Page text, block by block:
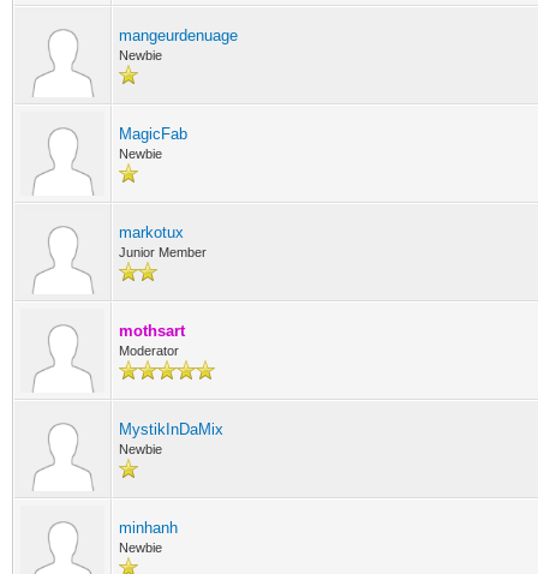
mangeurdenuage
Newbie
MagicFab
Newbie
markotux
Junior Member
mothsart
Moderator
MystikInDaMix
Newbie
minhanh
Newbie